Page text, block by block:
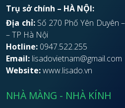
Trụ sở chính – HÀ NỘI:
Địa chỉ:Số 270 Phố Yên Duyên
– TP Hà Nội
Hotline: 0947.522.255
Email: lisadovietnam@gmail.com
Website:www.lisado.vn
NHÀ MÀNG - NHÀ KÍNH